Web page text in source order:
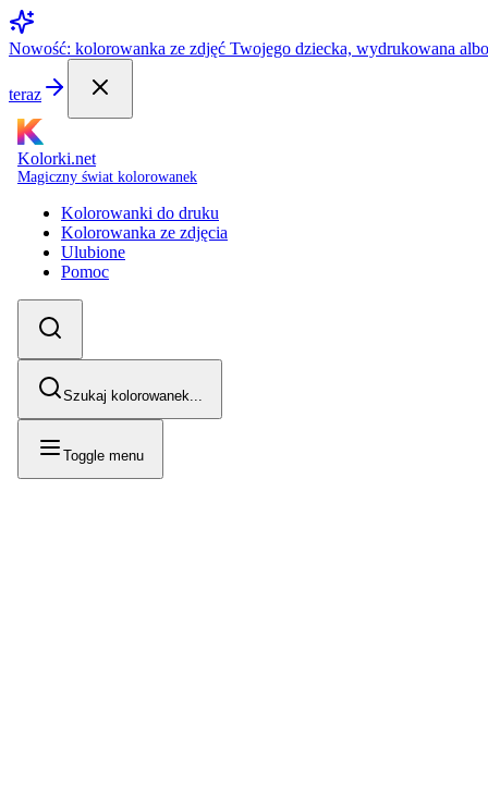
Nowość: kolorowanka ze zdjęć Twojego dziecka, wydrukowana
teraz
Kolorki.net
Magiczny świat kolorowanek
Kolorowanki do druku
Kolorowanka ze zdjęcia
Ulubione
Pomoc
Szukaj kolorowanek...
Toggle menu